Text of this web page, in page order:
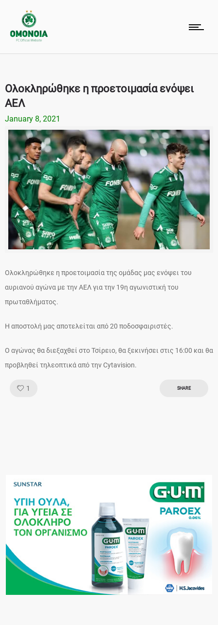
Ολοκληρώθηκε η προετοιμασία ενόψει
ΑΕΛ
January 8, 2021
Ολοκληρώθηκε η προετοιμασία της ομάδας μας ενόψει του
αυριανού αγώνα με την ΑΕΛ για την 19η αγωνιστική του
πρωταθλήματος.
Η αποστολή μας αποτελείται από 20 ποδοσφαιριστές.
Ο αγώνας θα διεξαχθεί στο Τσίρειο, θα ξεκινήσει στις 16:00 και θα
προβληθεί τηλεοπτικά από την Cytavision.
1 SHARE